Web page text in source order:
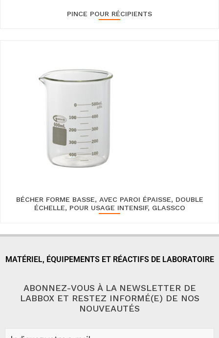
PINCE POUR RÉCIPIENTS
BÉCHER FORME BASSE, AVEC PAROI ÉPAISSE, DOUBLE
ÉCHELLE, POUR USAGE INTENSIF, GLASSCO
MATÉRIEL, ÉQUIPEMENTS ET RÉACTIFS DE LABORATOIRE
ABONNEZ-VOUS À LA NEWSLETTER DE
LABBOX ET RESTEZ INFORMÉ(E) DE NOS
NOUVEAUTÉS